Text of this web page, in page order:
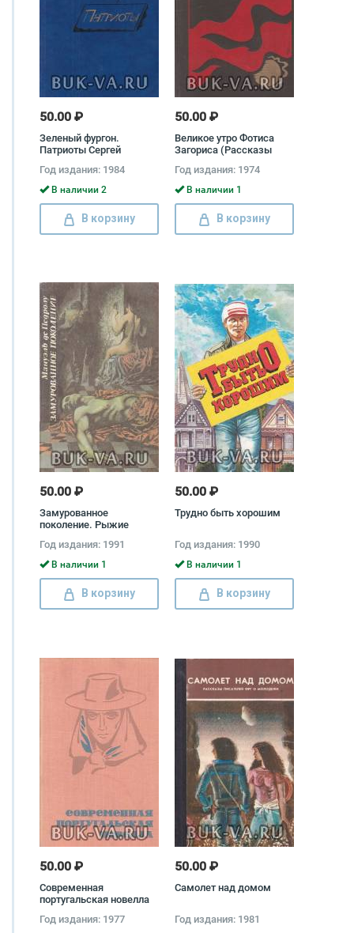
50.00 ₽
Зеленый фургон.
Патриоты Сергей
Козачинский
Год издания: 1984
В наличии 2
В корзину
50.00 ₽
Великое утро Фотиса
Загориса (Рассказы
о судьбах молодежи во
время второй мировой
войны)
Год издания: 1974
В наличии 1
В корзину
50.00 ₽
Замурованное
поколение. Рыжие
Гарсия Павон, Мануэль
де Педролу
Год издания: 1991
В наличии 1
В корзину
50.00 ₽
Трудно быть хорошим
Год издания: 1990
В наличии 1
В корзину
50.00 ₽
Современная
португальская новелла
Год издания: 1977
50.00 ₽
Самолет над домом
Год издания: 1981